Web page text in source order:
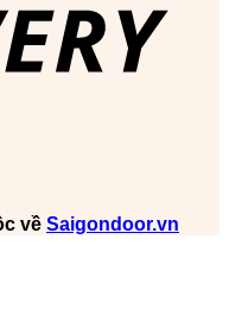
về Saigondoor.vn